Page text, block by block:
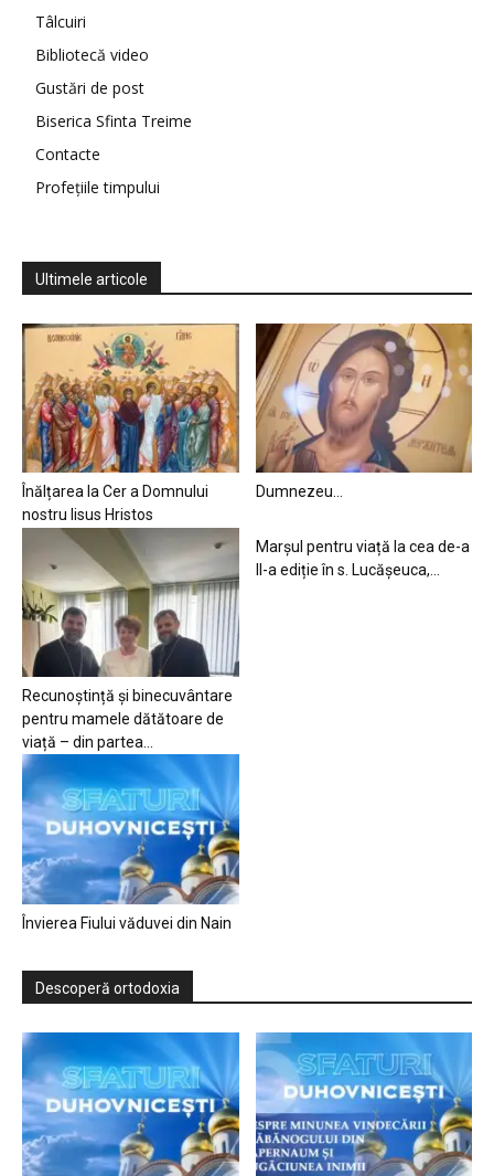
Tâlcuiri
Bibliotecă video
Gustări de post
Biserica Sfinta Treime
Contacte
Profețiile timpului
Ultimele articole
Înălțarea la Cer a Domnului
nostru Iisus Hristos
Dumnezeu…
Recunoștință și binecuvântare
pentru mamele dătătoare de
viață – din partea...
Marșul pentru viață la cea de-a
II-a ediție în s. Lucășeuca,...
Învierea Fiului văduvei din Nain
Descoperă ortodoxia